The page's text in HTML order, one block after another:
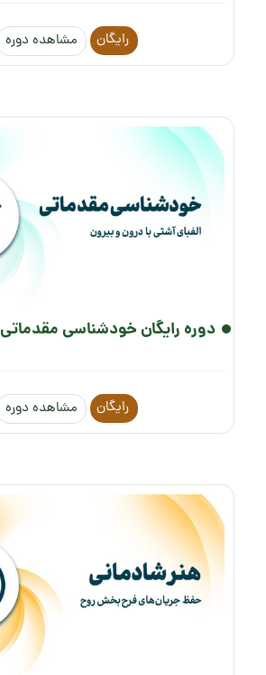
رایگان مشاهده دوره
دوره رایگان خودشناسی مقدماتی
رایگان مشاهده دوره